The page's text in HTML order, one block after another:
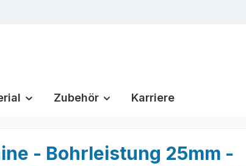
Zubehör Karriere
- Bohrleistung 25mm -